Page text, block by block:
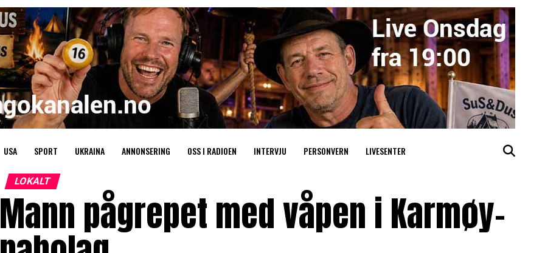
USA SPORT UKRAINA ANNONSERING OSS I RADIOEN INTERVJU PERSONVERN LIVESENTER
LOKALT
Mann pågrepet med våpen i Karmøy-